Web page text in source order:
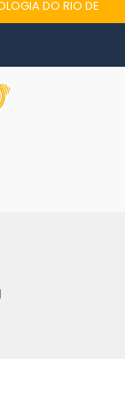
DO RIO DE